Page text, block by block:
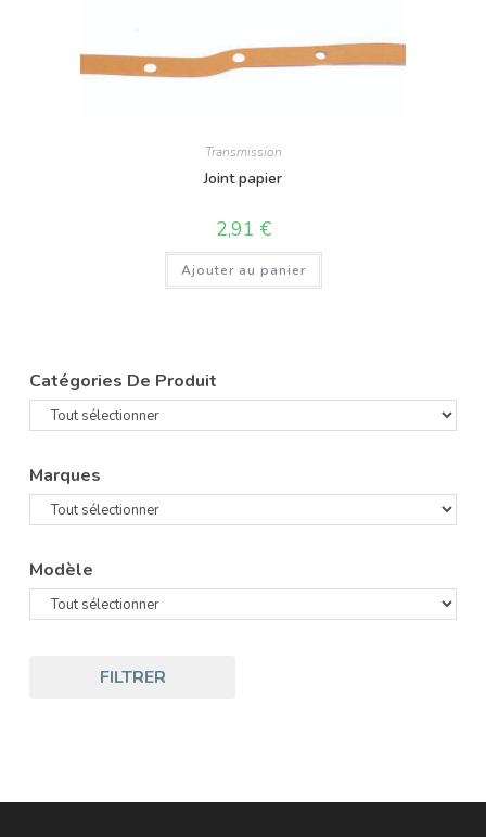
Transmission
Joint papier
2,91 €
Ajouter au panier
Catégories De Produit
Marques
Modèle
FILTRER